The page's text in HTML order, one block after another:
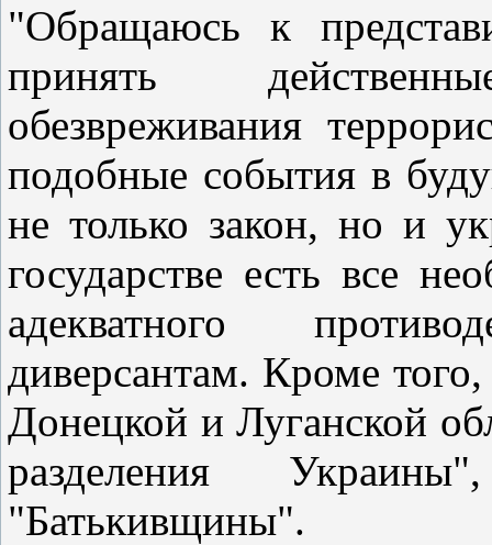
"Обращаюсь к
принять
обезвреживания
подобные события в
не только закон, но и
государстве есть все
адекватного
диверсантам. Кроме
Донецкой и Луганской
разделения
"Батькивщины".